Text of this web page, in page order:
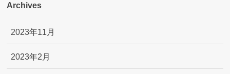
Archives
2023年11月
2023年2月